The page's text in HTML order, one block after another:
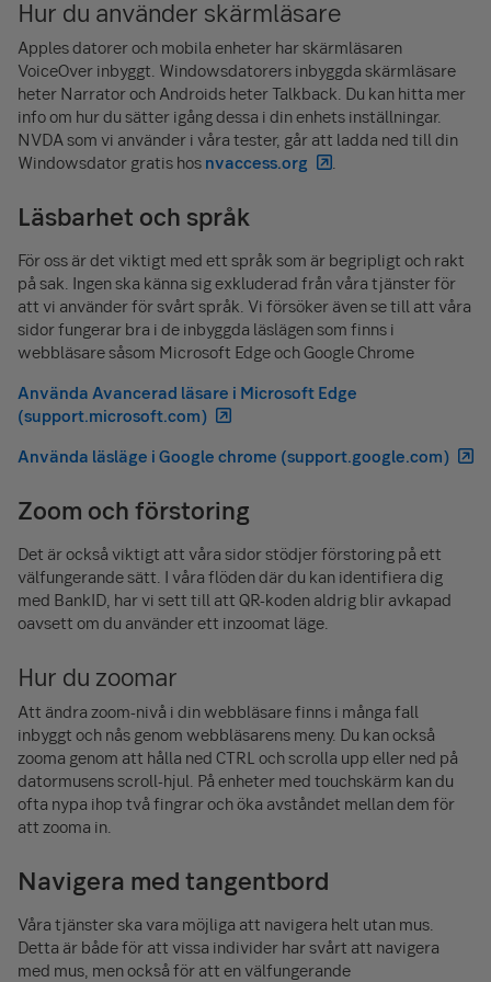
Hur du använder skärmläsare
Apples datorer och mobila enheter har skärmläsaren
VoiceOver inbyggt. Windowsdatorers inbyggda skärmläsare
heter Narrator och Androids heter Talkback. Du kan hitta mer
info om hur du sätter igång dessa i din enhets inställningar.
NVDA som vi använder i våra tester, går att ladda ned till din
Windowsdator gratis hos nvaccess.org .
Läsbarhet och språk
För oss är det viktigt med ett språk som är begripligt och rakt
på sak. Ingen ska känna sig exkluderad från våra tjänster för
att vi använder för svårt språk. Vi försöker även se till att våra
sidor fungerar bra i de inbyggda läslägen som finns i
webbläsare såsom Microsoft Edge och Google Chrome
Använda Avancerad läsare i Microsoft Edge
(support.microsoft.com)
Använda läsläge i Google chrome (support.google.com)
Zoom och förstoring
Det är också viktigt att våra sidor stödjer förstoring på ett
välfungerande sätt. I våra flöden där du kan identifiera dig
med BankID, har vi sett till att QR-koden aldrig blir avkapad
oavsett om du använder ett inzoomat läge.
Hur du zoomar
Att ändra zoom-nivå i din webbläsare finns i många fall
inbyggt och nås genom webbläsarens meny. Du kan också
zooma genom att hålla ned CTRL och scrolla upp eller ned på
datormusens scroll-hjul. På enheter med touchskärm kan du
ofta nypa ihop två fingrar och öka avståndet mellan dem för
att zooma in.
Navigera med tangentbord
Våra tjänster ska vara möjliga att navigera helt utan mus.
Detta är både för att vissa individer har svårt att navigera
med mus, men också för att en välfungerande